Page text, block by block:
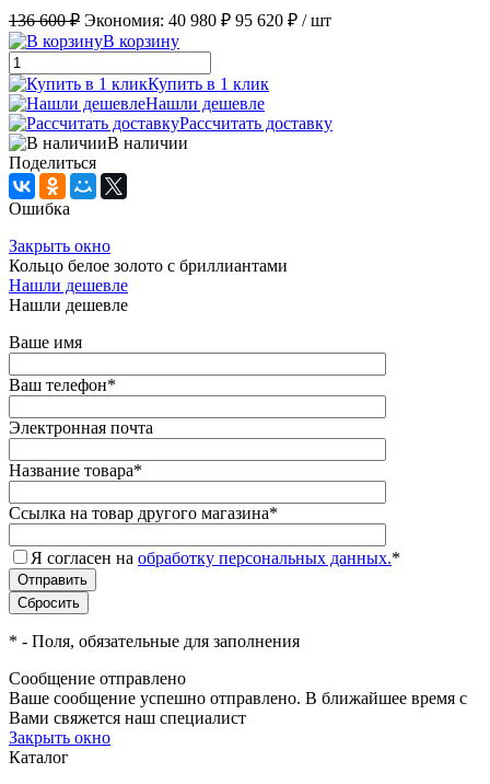
136 600 ₽ Экономия: 40 980 ₽ 95 620 ₽ / шт
В корзину
Купить в 1 клик
Нашли дешевле
Рассчитать доставку
В наличии
Поделиться
Ошибка
Закрыть окно
Кольцо белое золото с бриллиантами
Нашли дешевле
Нашли дешевле
Ваше имя
Ваш телефон*
Электронная почта
Название товара*
Ссылка на товар другого магазина*
Я согласен на обработку персональных данных.*
* - Поля, обязательные для заполнения
Сообщение отправлено
Ваше сообщение успешно отправлено. В ближайшее время с
Вами свяжется наш специалист
Закрыть окно
Каталог